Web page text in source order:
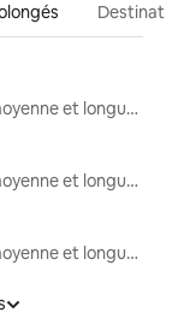
Locations moyenne et longue durée
Locations moyenne et longue durée
Locations moyenne et longue durée